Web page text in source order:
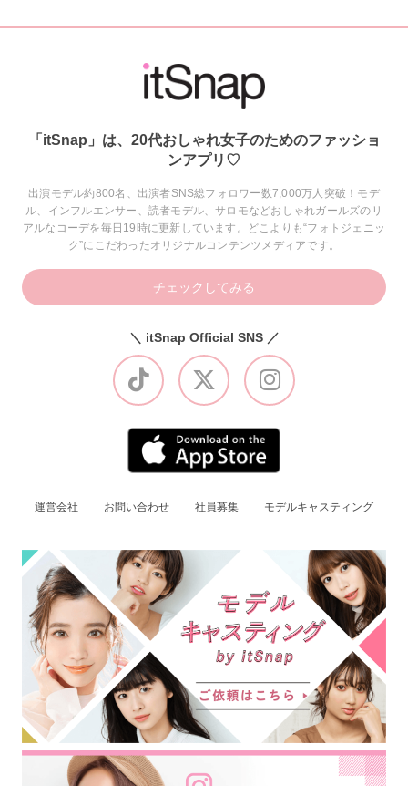
「itSnap」は、20代おしゃれ女子のためのファッショ
ンアプリ♡
出演モデル約800名、出演者SNS総フォロワー数7,000万人突破！モデ
ル、インフルエンサー、読者モデル、サロモなどおしゃれガールズのリ
アルなコーデを毎日19時に更新しています。どこよりも“フォトジェニッ
ク”にこだわったオリジナルコンテンツメディアです。
チェックしてみる
＼ itSnap Official SNS ／
運営会社 お問い合わせ 社員募集 モデルキャスティング